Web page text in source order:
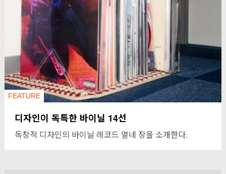
FEATURE
디자인이 독특한 바이닐 14선
독창적 디자인의 바이닐 레코드 열네 장을 소개한다.